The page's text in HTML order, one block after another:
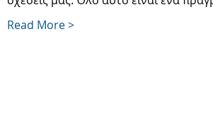
Read More >